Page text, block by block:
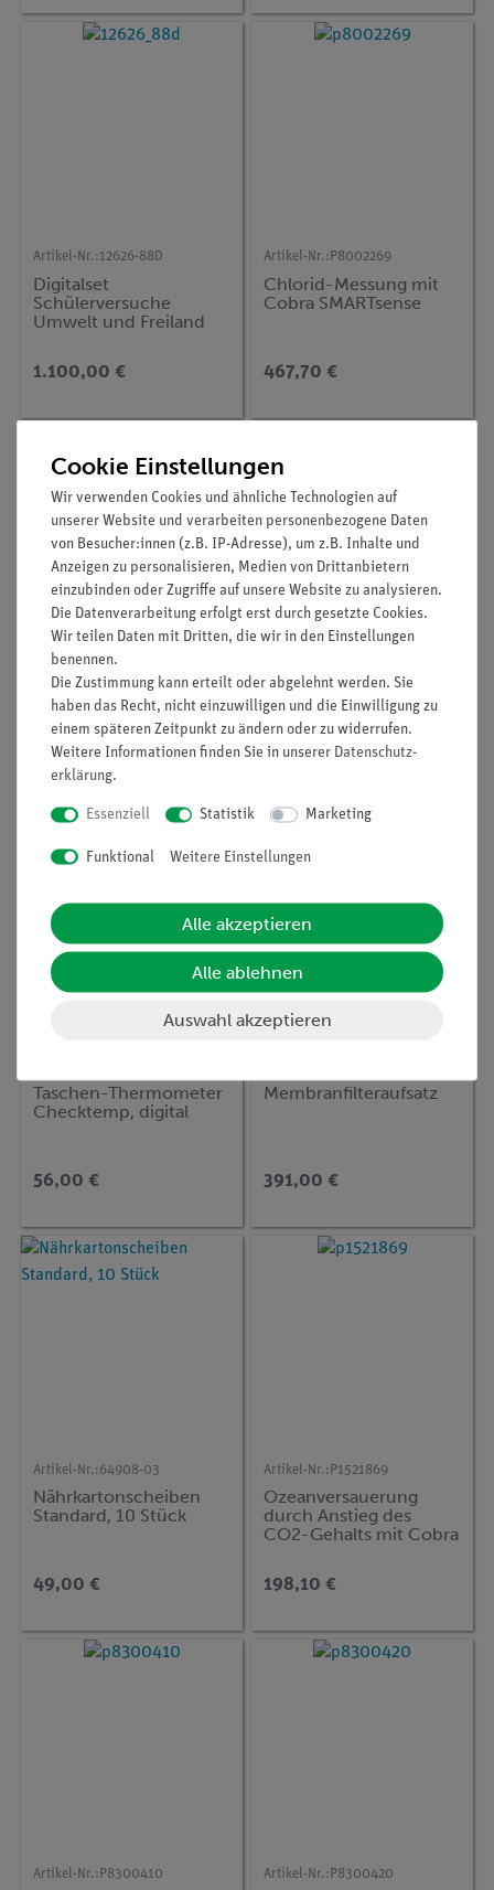
Artikel-Nr.:12626-88D
Digitalset
Schülerversuche
Umwelt und Freiland
advanced Biologie
1.100,00 €
Artikel-Nr.: P8002269
Chlorid-Messung mit
Cobra SMARTsense
467,70 €
Artikel-Nr.:P8002369
Calcium-Messung mit
Cobra SMARTsense
470,80 €
Chemikaliensatz für
digitales
Erweiterungsset
Ionenmessung
Taschen-Thermometer
Checktemp, digital
56,00 €
Membranfilteraufsatz
391,00 €
Artikel-Nr.:64908-03
Nährkartonscheiben
Standard, 10 Stück
49,00 €
Artikel-Nr.: P1521869
Ozeanversauerung
durch Anstieg des
CO2-Gehalts mit Cobra
198,10 €
Artikel-Nr.: P8300410 Artikel-Nr.: P8300420
Cookie Einstellungen
Wir verwenden Cookies und ähnliche Technologien auf
unserer Website und verarbeiten personenbezogene Daten
von Besucher:innen (z.B. IP-Adresse), um z.B. Inhalte und
Anzeigen zu personalisieren, Medien von Drittanbietern
einzubinden oder Zugriffe auf unsere Website zu analysieren.
Die Datenverarbeitung erfolgt erst durch gesetzte Cookies.
Wir teilen Daten mit Dritten, die wir in den Einstellungen
benennen.
Die Zustimmung kann erteilt oder abgelehnt werden. Sie
haben das Recht, nicht einzuwilligen und die Einwilligung zu
einem späteren Zeitpunkt zu ändern oder zu widerrufen.
Weitere Informationen finden Sie in unserer Daten­schutz­
erklärung.
Essenziell Statistik Marketing
Funktional Weitere Einstellungen
Alle akzeptieren
Alle ablehnen
Auswahl akzeptieren